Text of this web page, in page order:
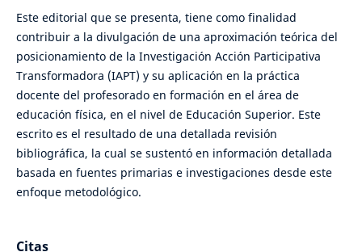
Este editorial que se presenta, tiene como finalidad
contribuir a la divulgación de una aproximación teórica del
posicionamiento de la Investigación Acción Participativa
Transformadora (IAPT) y su aplicación en la práctica
docente del profesorado en formación en el área de
educación física, en el nivel de Educación Superior. Este
escrito es el resultado de una detallada revisión
bibliográfica, la cual se sustentó en información detallada
basada en fuentes primarias e investigaciones desde este
enfoque metodológico.
Citas